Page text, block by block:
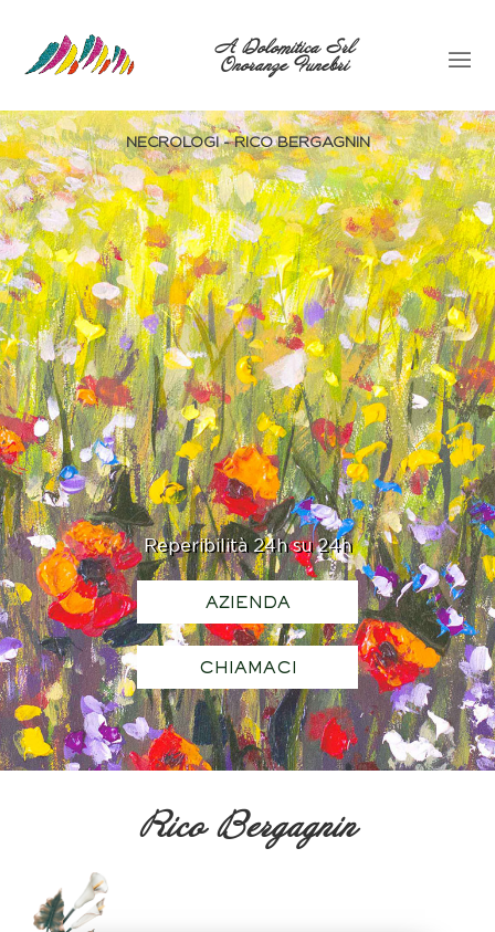
A Dolomitica Srl
Onoranze Funebri
Reperibilità 24h su 24h
AZIENDA
CHIAMACI
NECROLOGI - RICO BERGAGNIN
Rico Bergagnin